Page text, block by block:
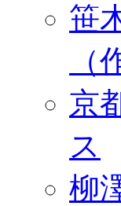
笹
（
京
ス
柳